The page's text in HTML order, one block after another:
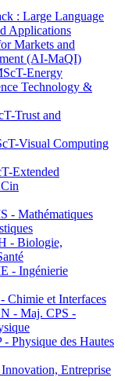
: Large Language
Applications
Markets and
(AI-MaQI)
Energy
Technology &
Trust and
Visual Computing
Extended
- Mathématiques
- Biologie,
- Ingénierie
et Interfaces
- Maj. CPS -
Physique des Hautes
Entreprise